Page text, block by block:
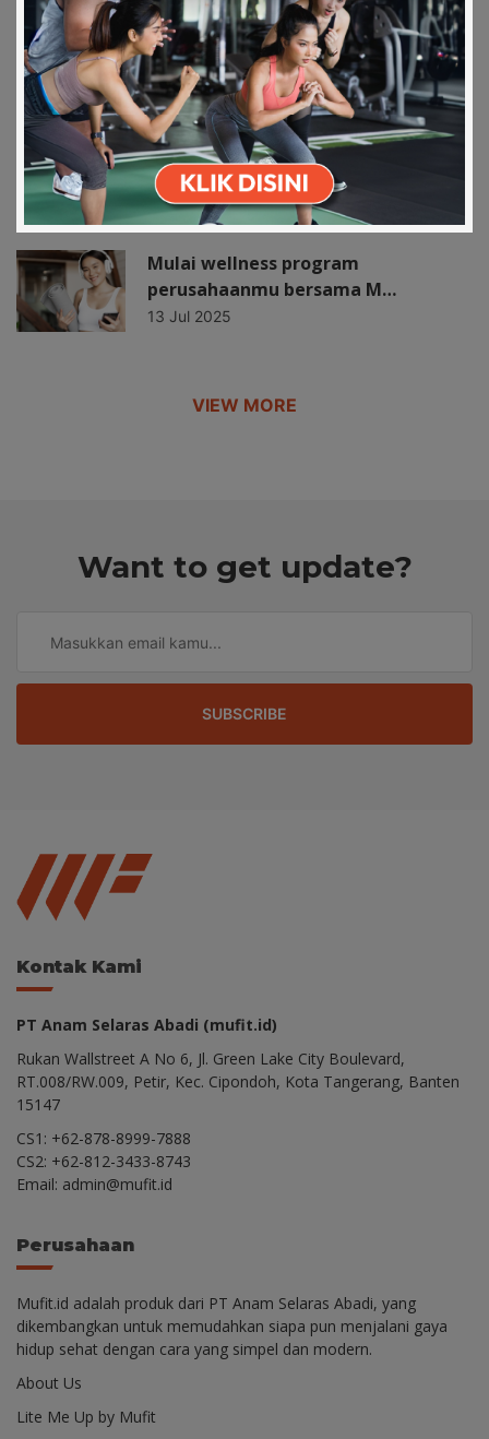
Download on the
Apps Store
Get it on Play
Store
22 Feb 2021
Karyawan Produktif Maksimal,
Aktifitas Apa ya…
25 Nov 2021
Teruntuk para HRD, yang ingin tau
kondisi fis…
28 Sep 2022
Mulai wellness program
perusahaanmu bersama M…
13 Jul 2025
VIEW MORE
Want to get update?
SUBSCRIBE
Kontak Kami
PT Anam Selaras Abadi (mufit.id)
Rukan Wallstreet A No 6, Jl. Green Lake City Boulevard,
RT.008/RW.009, Petir, Kec. Cipondoh, Kota Tangerang, Banten
15147
CS1: +62-878-8999-7888
CS2: +62-812-3433-8743
Email: admin@mufit.id
Perusahaan
Mufit.id adalah produk dari PT Anam Selaras Abadi, yang
dikembangkan untuk memudahkan siapa pun menjalani gaya
hidup sehat dengan cara yang simpel dan modern.
About Us
Lite Me Up by Mufit